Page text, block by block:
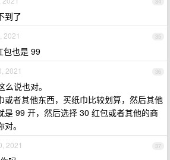
到了
35
2021
包也是 99
36
2021
么说也对。
或者其他东西，买纸巾比较划算，然后其他
是 99 开，然后选择 30 红包或者其他的商
。
37
2021